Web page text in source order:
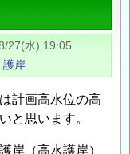
27(水) 19:05
護岸
計画高水位の高
と思います。
岸（高水護岸）